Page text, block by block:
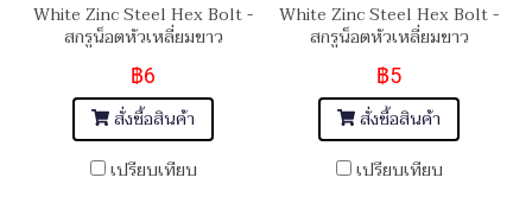
White Zinc Steel Hex Bolt -
สกรูน็อตหัวเหลี่ยมขาว
M10x1.5x25 (เบอร์16)
฿6
สั่งซื้อสินค้า
เปรียบเทียบ
White Zinc Steel Hex Bolt -
สกรูน็อตหัวเหลี่ยมขาว
M10x1.5x20 (เบอร์16)
฿5
สั่งซื้อสินค้า
เปรียบเทียบ